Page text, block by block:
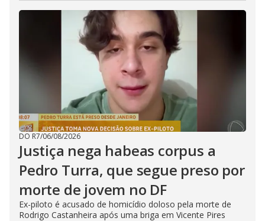
DO R7/06/08/2026
Justiça nega habeas corpus a
Pedro Turra, que segue preso por
morte de jovem no DF
Ex-piloto é acusado de homicídio doloso pela morte de
Rodrigo Castanheira após uma briga em Vicente Pires